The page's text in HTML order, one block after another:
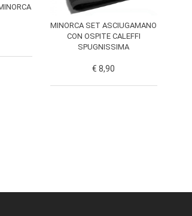
MINORCA SET ASCIUGAMANO
CON OSPITE CALEFFI
SPUGNISSIMA
€ 8,90